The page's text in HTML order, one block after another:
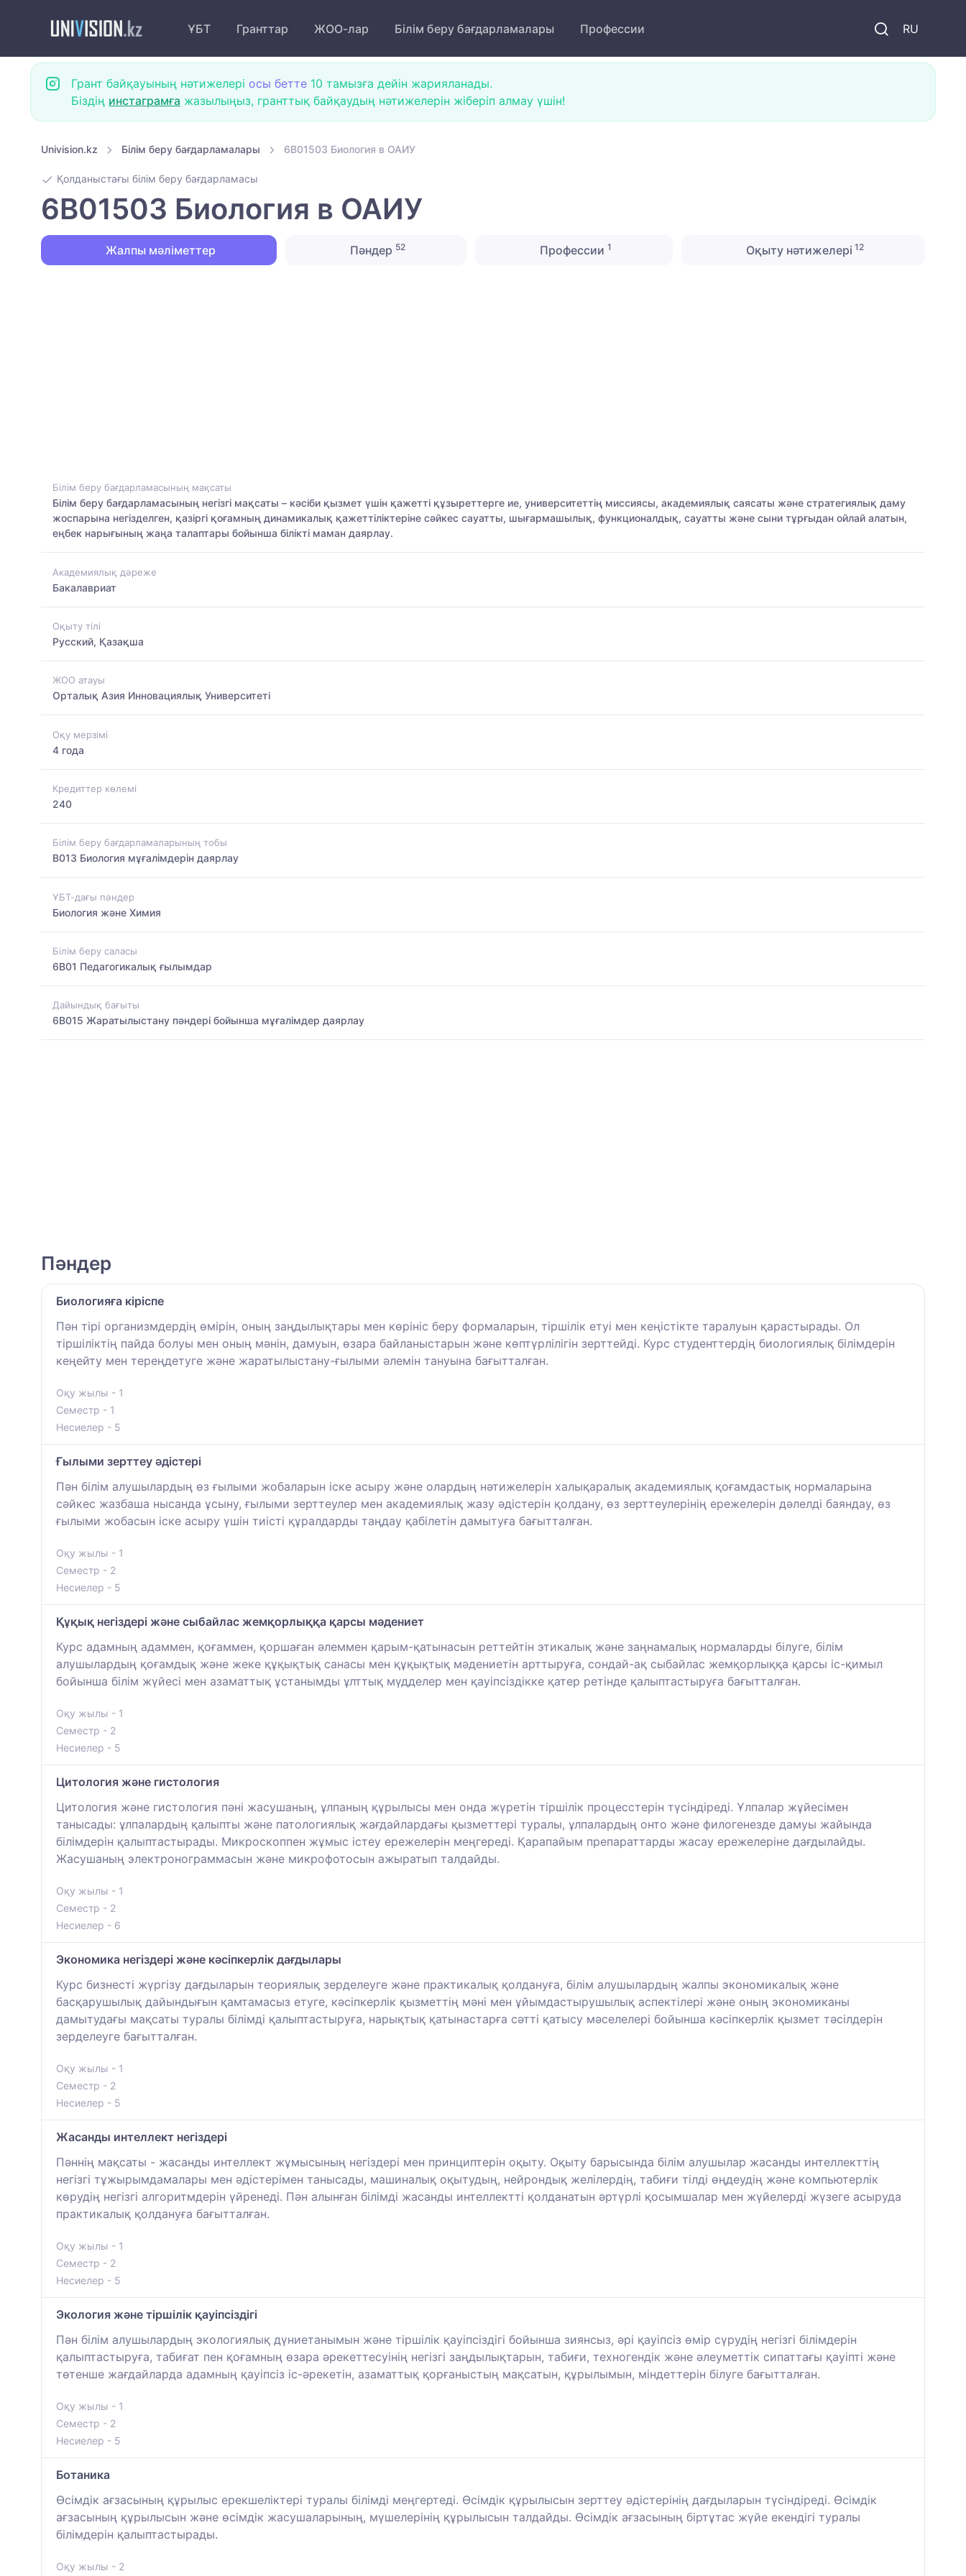
RU
ҰБТ Гранттар ЖОО-лар Білім беру бағдарламалары Профессии
Грант байқауының нәтижелері осы бетте 10 тамызға дейін жарияланады.
Біздің инстаграмға жазылыңыз, гранттық байқаудың нәтижелерін жіберіп алмау үшін!
Univision.kz Білім беру бағдарламалары 6B01503 Биология в ОАИУ
Қолданыстағы білім беру бағдарламасы
6B01503 Биология в ОАИУ
Жалпы мәліметтер Пәндер 52 Профессии 1 Оқыту нәтижелері 12
Білім беру бағдарламасының мақсаты
Білім беру бағдарламасының негізгі мақсаты – кәсіби қызмет үшін қажетті құзыреттерге ие, университеттің миссиясы, академиялық саясаты және стратегиялық даму
жоспарына негізделген, қазіргі қоғамның динамикалық қажеттіліктеріне сәйкес сауатты, шығармашылық, функционалдық, сауатты және сыни тұрғыдан ойлай алатын,
еңбек нарығының жаңа талаптары бойынша білікті маман даярлау.
Академиялық дәреже
Бакалавриат
Оқыту тілі
Русский, Қазақша
ЖОО атауы
Орталық Азия Инновациялық Университеті
Оқу мерзімі
4 года
Кредиттер көлемі
240
Білім беру бағдарламаларының тобы
B013 Биология мұғалімдерін даярлау
ҰБТ-дағы пәндер
Биология және Химия
Білім беру саласы
6B01 Педагогикалық ғылымдар
Дайындық бағыты
6B015 Жаратылыстану пәндері бойынша мұғалімдер даярлау
Пәндер
Биологияға кіріспе
Пән тірі организмдердің өмірін, оның заңдылықтары мен көрініс беру формаларын, тіршілік етуі мен кеңістікте таралуын қарастырады. Ол
тіршіліктің пайда болуы мен оның мәнін, дамуын, өзара байланыстарын және көптүрлілігін зерттейді. Курс студенттердің биологиялық білімдерін
кеңейту мен тереңдетуге және жаратылыстану-ғылыми әлемін тануына бағытталған.
Оқу жылы - 1
Семестр - 1
Несиелер - 5
Ғылыми зерттеу әдістері
Пән білім алушылардың өз ғылыми жобаларын іске асыру және олардың нәтижелерін халықаралық академиялық қоғамдастық нормаларына
сәйкес жазбаша нысанда ұсыну, ғылыми зерттеулер мен академиялық жазу әдістерін қолдану, өз зерттеулерінің ережелерін дәлелді баяндау, өз
ғылыми жобасын іске асыру үшін тиісті құралдарды таңдау қабілетін дамытуға бағытталған.
Оқу жылы - 1
Семестр - 2
Несиелер - 5
Құқық негіздері және сыбайлас жемқорлыққа қарсы мәдениет
Курс адамның адаммен, қоғаммен, қоршаған әлеммен қарым-қатынасын реттейтін этикалық және заңнамалық нормаларды білуге, білім
алушылардың қоғамдық және жеке құқықтық санасы мен құқықтық мәдениетін арттыруға, сондай-ақ сыбайлас жемқорлыққа қарсы іс-қимыл
бойынша білім жүйесі мен азаматтық ұстанымды ұлттық мүдделер мен қауіпсіздікке қатер ретінде қалыптастыруға бағытталған.
Оқу жылы - 1
Семестр - 2
Несиелер - 5
Цитология және гистология
Цитология және гистология пәні жасушаның, ұлпаның құрылысы мен онда жүретiн тiршiлiк процесстерiн түсіндіреді. Ұлпалар жұйесiмен
танысады: ұлпалардың қалыпты және патологиялық жағдайлардағы қызметтерi туралы, ұлпалардың онто және филогенезде дамуы жайында
білімдерін қалыптастырады. Микроскоппен жұмыс істеу ережелерін меңгереді. Қарапайым препараттарды жасау ережелеріне дағдылайды.
Жасушаның электронограммасын және микрофотосын ажыратып талдайды.
Оқу жылы - 1
Семестр - 2
Несиелер - 6
Экономика негіздері және кәсіпкерлік дағдылары
Курс бизнесті жүргізу дағдыларын теориялық зерделеуге және практикалық қолдануға, білім алушылардың жалпы экономикалық және
басқарушылық дайындығын қамтамасыз етуге, кәсіпкерлік қызметтің мәні мен ұйымдастырушылық аспектілері және оның экономиканы
дамытудағы мақсаты туралы білімді қалыптастыруға, нарықтық қатынастарға сәтті қатысу мәселелері бойынша кәсіпкерлік қызмет тәсілдерін
зерделеуге бағытталған.
Оқу жылы - 1
Семестр - 2
Несиелер - 5
Жасанды интеллект негіздері
Пәннің мақсаты - жасанды интеллект жұмысының негіздері мен принциптерін оқыту. Оқыту барысында білім алушылар жасанды интеллекттің
негізгі тұжырымдамалары мен әдістерімен танысады, машиналық оқытудың, нейрондық желілердің, табиғи тілді өңдеудің және компьютерлік
көрудің негізгі алгоритмдерін үйренеді. Пән алынған білімді жасанды интеллектті қолданатын әртүрлі қосымшалар мен жүйелерді жүзеге асыруда
практикалық қолдануға бағытталған.
Оқу жылы - 1
Семестр - 2
Несиелер - 5
Экология және тіршілік қауіпсіздігі
Пән білім алушылардың экологиялық дүниетанымын және тіршілік қауіпсіздігі бойынша зиянсыз, әрі қауіпсіз өмір сүрудің негізгі білімдерін
қалыптастыруға, табиғат пен қоғамның өзара әрекеттесуінің негізгі заңдылықтарын, табиғи, техногендік және әлеуметтік сипаттағы қауіпті және
төтенше жағдайларда адамның қауіпсіз іс-әрекетін, азаматтық қорғаныстың мақсатын, құрылымын, міндеттерін білуге бағытталған.
Оқу жылы - 1
Семестр - 2
Несиелер - 5
Ботаника
Өсімдік ағзасының құрылыс ерекшеліктері туралы білімді меңгертеді. Өсімдік құрылысын зерттеу әдістерінің дағдыларын түсіндіреді. Өсімдік
ағзасының құрылысын және өсімдік жасушаларының, мүшелерінің құрылысын талдайды. Өсімдік ағзасының біртұтас жүйе екендігі туралы
білімдерін қалыптастырады.
Оқу жылы - 2